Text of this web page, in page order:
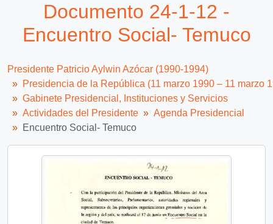
553 más...
Documento 24-1-12 -
Encuentro Social- Temuco
Presidente Patricio Aylwin Azócar (1990-1994)
Presidencia de la República (11 marzo 1990 – 11 marzo
Gabinete Presidencial, Instituciones y Servicios
Actividades del Presidente
Agenda Presidencial
Encuentro Social- Temuco